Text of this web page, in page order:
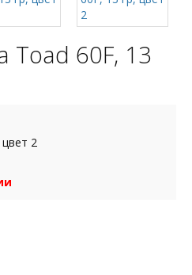
Toad 60F, 13
2